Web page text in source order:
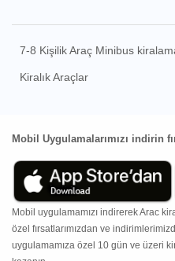
7-8 Kişilik Araç Minibus
Kiralık Araçlar
Mobil Uygulamalarımızı indirin
Mobil uygulamamızı indirerek Arac
özel fırsatlarımızdan ve
uygulamamıza özel 10 gün ve üzeri